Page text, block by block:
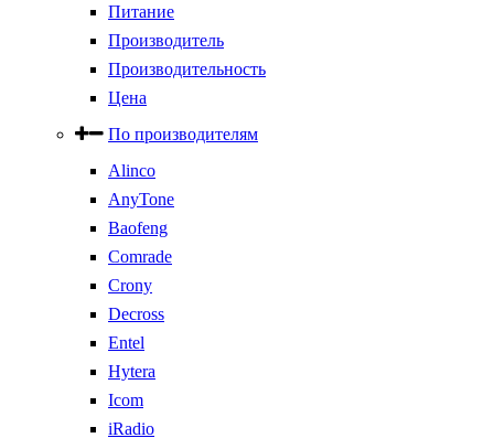
Питание
Производитель
Производительность
Цена
По производителям
Alinco
AnyTone
Baofeng
Comrade
Crony
Decross
Entel
Hytera
Icom
iRadio